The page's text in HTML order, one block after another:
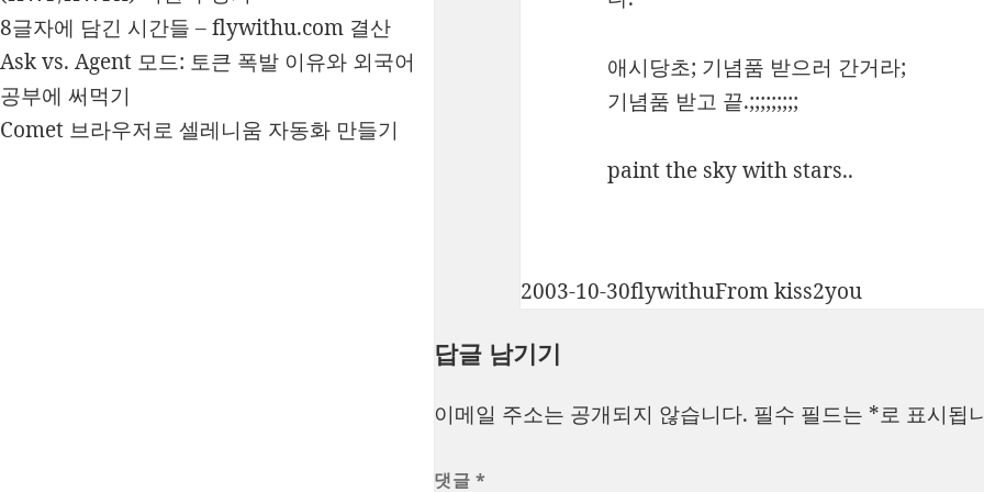
8글자에 담긴 시간들 – flywithu.com 결산
Ask vs. Agent 모드: 토큰 폭발 이유와 외국어
공부에 써먹기
Comet 브라우저로 셀레니움 자동화 만들기
애시당초; 기념품 받으러 간거라;
기념품 받고 끝.;;;;;;;;;
paint the sky with stars..
작
일
2003-10-30글
flywithu카
From kiss2you
답글 남기기
이메일 주소는 공개되지 않습니다. 필수 필드는 *로 표시됩
댓글*